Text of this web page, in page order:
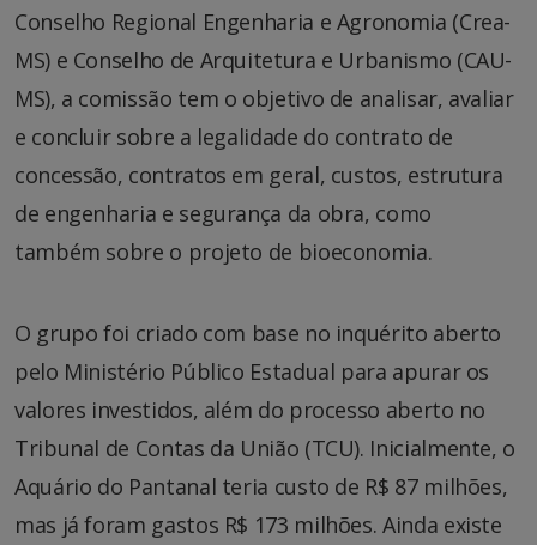
Conselho Regional Engenharia e Agronomia (Crea-
MS) e Conselho de Arquitetura e Urbanismo (CAU-
MS), a comissão tem o objetivo de analisar, avaliar
e concluir sobre a legalidade do contrato de
concessão, contratos em geral, custos, estrutura
de engenharia e segurança da obra, como
também sobre o projeto de bioeconomia.
O grupo foi criado com base no inquérito aberto
pelo Ministério Público Estadual para apurar os
valores investidos, além do processo aberto no
Tribunal de Contas da União (TCU). Inicialmente, o
Aquário do Pantanal teria custo de R$ 87 milhões,
mas já foram gastos R$ 173 milhões. Ainda existe